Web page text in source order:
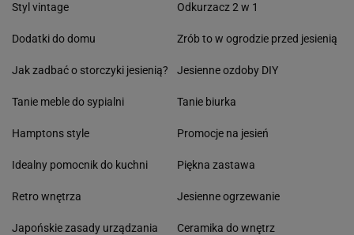
Styl vintage
Dodatki do domu
Jak zadbać o storczyki jesienią?
Tanie meble do sypialni
Hamptons style
Idealny pomocnik do kuchni
Retro wnętrza
Japońskie zasady urządzania
Odkurzacz 2 w 1
Zrób to w ogrodzie przed jesienią
Jesienne ozdoby DIY
Tanie biurka
Promocje na jesień
Piękna zastawa
Jesienne ogrzewanie
Ceramika do wnętrz